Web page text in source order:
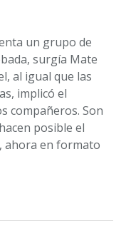
un grupo de
surgía Mate
al igual que las
implicó el
compañeros. Son
posible el
ahora en formato